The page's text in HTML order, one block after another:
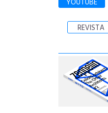
REVISTA